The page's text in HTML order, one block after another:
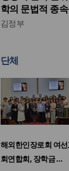
학의 문법적 종
김정부
단체
해외한인장로회 여
회연합회, 장학금 …